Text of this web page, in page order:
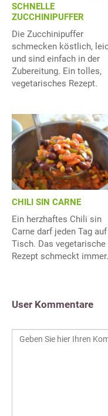
SCHNELLE
ZUCCHINIPUFFER
Die Zucchinipuffer
schmecken köstlich,
und sind einfach in der
Zubereitung. Ein tolles,
vegetarisches Rezept.
CHILI SIN CARNE
Ein herzhaftes Chili sin
Carne darf jeden Tag
Tisch. Das vegetarische
Rezept schmeckt immer.
User Kommentare